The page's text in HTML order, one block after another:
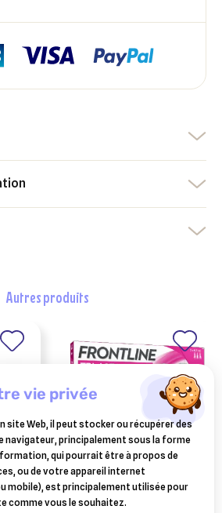
autres produits
FRONTLINE
frontline tri-act chiens
2-5 kg 3 pipettes (exp
×
pour ajouter des produits à votre
vie privée
site Web, il peut stocker ou récupérer des
principalement sous la forme
qui pourrait être à propos de
ou de votre appareil internet
mobile), est principalement utilisée pour
comme vous le souhaitez.